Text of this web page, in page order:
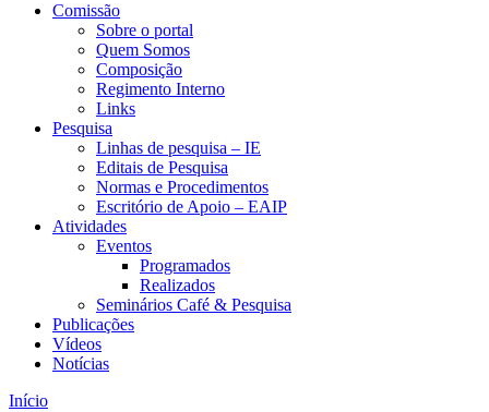
Comissão
Sobre o portal
Quem Somos
Composição
Regimento Interno
Links
Pesquisa
Linhas de pesquisa – IE
Editais de Pesquisa
Normas e Procedimentos
Escritório de Apoio – EAIP
Atividades
Eventos
Programados
Realizados
Seminários Café & Pesquisa
Publicações
Vídeos
Notícias
Início